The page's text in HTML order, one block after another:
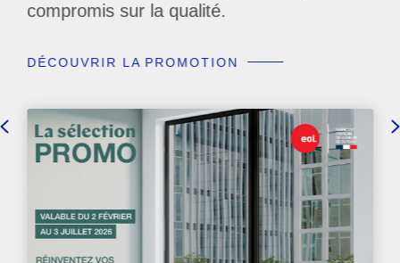
compromis sur la qualité.
DÉCOUVRIR LA PROMOTION
Previous